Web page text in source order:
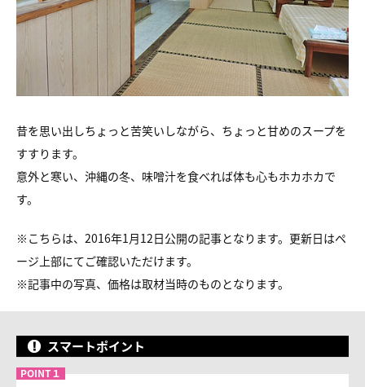
昔を思い出しちょっと苦笑いしながら、ちょっと甘めのスープを
すすります。
意外と寒い、沖縄の冬、味噌汁を食べれば体も心もホカホカで
す。
※こちらは、2016年1月12日公開の記事となります。更新日はペ
ージ上部にてご確認いただけます。
※記事中の写真、価格は取材当時のものとなります。
スマートポイント